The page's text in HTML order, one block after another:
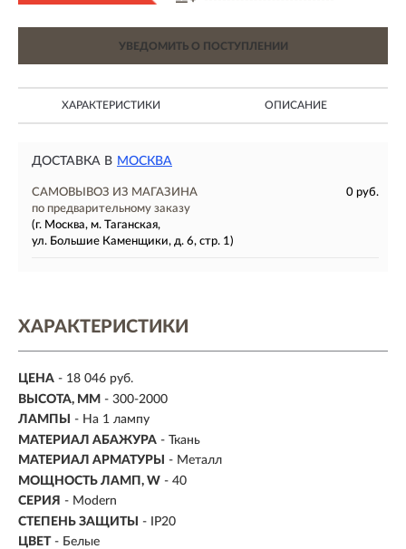
УВЕДОМИТЬ О ПОСТУПЛЕНИИ
ХАРАКТЕРИСТИКИ ОПИСАНИЕ
ДОСТАВКА В МОСКВА
САМОВЫВОЗ ИЗ МАГАЗИНА
0 руб.
по предварительному заказу
(г. Москва, м. Таганская,
ул. Большие Каменщики, д. 6, стр. 1)
ХАРАКТЕРИСТИКИ
ЦЕНА - 18 046 руб.
ВЫСОТА, ММ - 300-2000
ЛАМПЫ
- На 1 лампу
МАТЕРИАЛ АБАЖУРА - Ткань
МАТЕРИАЛ АРМАТУРЫ
- Металл
МОЩНОСТЬ ЛАМП, W - 40
СЕРИЯ - Modern
СТЕПЕНЬ ЗАЩИТЫ
- IP20
ЦВЕТ - Белые